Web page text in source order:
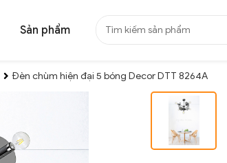
Sản phẩm
Đèn chùm hiện đại 5 bóng Decor DTT 8264A